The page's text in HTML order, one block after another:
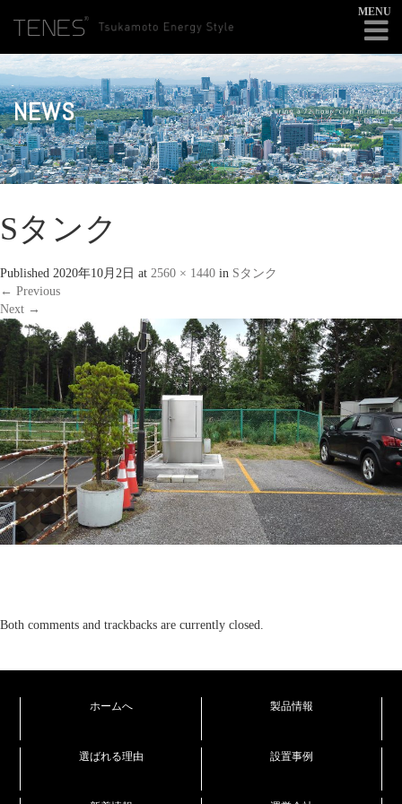
MENU
NEWS
Sタンク
Published 2020年10月2日 at 2560 × 1440 in Sタンク
← Previous
Next →
Both comments and trackbacks are currently closed.
ホームへ 製品情報
選ばれる理由 設置事例